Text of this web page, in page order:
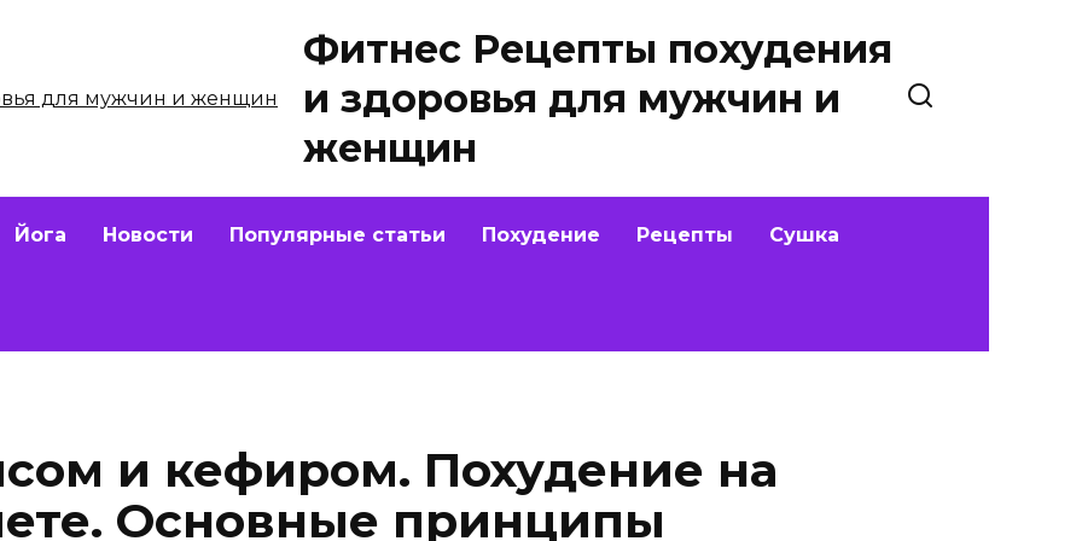
Фитнес Рецепты похудения
и здоровья для мужчин и
женщин
Йога Новости Популярные статьи Похудение Рецепты Сушка
и кефиром. Похудение на
Основные принципы